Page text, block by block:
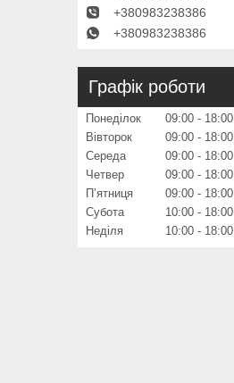
+380983238386
+380983238386
Графік роботи
Понеділок 09:00
18:00
Вівторок
09:00
18:00
Середа
09:00
18:00
Четвер
09:00
18:00
Пʼятниця
09:00
18:00
Субота
10:00
18:00
Неділя
10:00 18:00